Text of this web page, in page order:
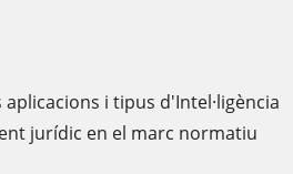
aplicacions i tipus d'Intel·ligència
jurídic en el marc normatiu